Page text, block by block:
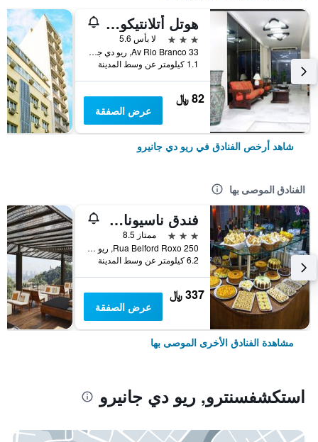
هوتل أتلانتيكو أفينيدا
3 نجوم
لا بأس 5.6
Av Rio Branco 33, ريو دي جانيرو, البرازيل
1.1 كيلومتر عن وسط المدينة
82 ﷼
عرض الصفقة
شاهد أرخص الفنادق في ريو دي جانيرو
الفنادق الموصى بها
فندق ناسيونال إن ريو كوباكابانا
3 نجوم
ممتاز 8.5
Rua Belford Roxo 250, ريو دي جانيرو, البرازيل
6.2 كيلومتر عن وسط المدينة
337 ﷼
عرض الصفقة
مشاهدة الفنادق الأخرى الموصى بها
استكشفسنترو, ريو دي جانيرو